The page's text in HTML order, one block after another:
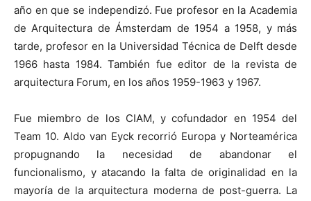
año en que se independizó. Fue profesor en la Academia
de Arquitectura de Ámsterdam de 1954 a 1958, y más
tarde, profesor en la Universidad Técnica de Delft desde
1966 hasta 1984. También fue editor de la revista de
arquitectura Forum, en los años 1959-1963 y 1967.
Fue miembro de los CIAM, y cofundador en 1954 del
Team 10. Aldo van Eyck recorrió Europa y Norteamérica
propugnando la necesidad de abandonar el
funcionalismo, y atacando la falta de originalidad en la
mayoría de la arquitectura moderna de post-guerra. La